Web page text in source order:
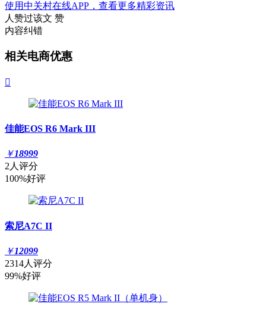
使用中关村在线APP，查看更多精彩资讯
人赞过该文 赞
内容纠错
相关电商优惠

佳能EOS R6 Mark III
￥18999
2人评分
100%好评
索尼A7C II
￥12099
2314人评分
99%好评